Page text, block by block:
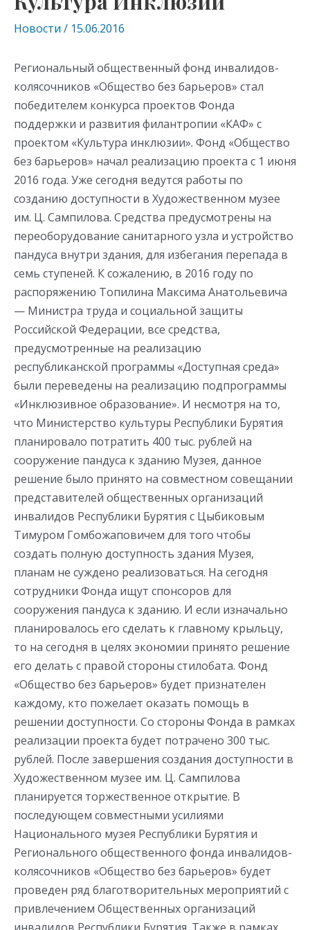
Новости / 15.06.2016
Региональный общественный фонд инвалидов-
колясочников «Общество без барьеров» стал
победителем конкурса проектов Фонда
поддержки и развития филантропии «КАФ» с
проектом «Культура инклюзии». Фонд «Общество
без барьеров» начал реализацию проекта с 1 июня
2016 года. Уже сегодня ведутся работы по
созданию доступности в Художественном музее
им. Ц. Сампилова. Средства предусмотрены на
переоборудование санитарного узла и устройство
пандуса внутри здания, для избегания перепада в
семь ступеней. К сожалению, в 2016 году по
распоряжению Топилина Максима Анатольевича
— Министра труда и социальной защиты
Российской Федерации, все средства,
предусмотренные на реализацию
республиканской программы «Доступная среда»
были переведены на реализацию подпрограммы
«Инклюзивное образование». И несмотря на то,
что Министерство культуры Республики Бурятия
планировало потратить 400 тыс. рублей на
сооружение пандуса к зданию Музея, данное
решение было принято на совместном совещании
представителей общественных организаций
инвалидов Республики Бурятия с Цыбиковым
Тимуром Гомбожаповичем для того чтобы
создать полную доступность здания Музея,
планам не суждено реализоваться. На сегодня
сотрудники Фонда ищут спонсоров для
сооружения пандуса к зданию. И если изначально
планировалось его сделать к главному крыльцу,
то на сегодня в целях экономии принято решение
его делать с правой стороны стилобата. Фонд
«Общество без барьеров» будет признателен
каждому, кто пожелает оказать помощь в
решении доступности. Со стороны Фонда в рамках
реализации проекта будет потрачено 300 тыс.
рублей. После завершения создания доступности в
Художественном музее им. Ц. Сампилова
планируется торжественное открытие. В
последующем совместными усилиями
Национального музея Республики Бурятия и
Регионального общественного фонда инвалидов-
колясочников «Общество без барьеров» будет
проведен ряд благотворительных мероприятий с
привлечением Общественных организаций